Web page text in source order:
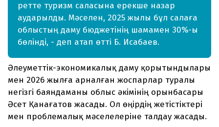
ретте туризм саласына ерекше назар
аударылды. Мәселен, 2025 жылы бұл салаға
облыстың даму бюджетінің шамамен 30%-ы
бөлінді, - деп атап өтті Б. Исабаев.
Әлеуметтік-экономикалық даму қорытындылары
мен 2026 жылға арналған жоспарлар туралы
негізгі баяндаманы облыс әкімінің орынбасары
Әсет Қанағатов жасады. Ол өңірдің жетістіктері
мен проблемалық мәселелеріне талдау жасады.